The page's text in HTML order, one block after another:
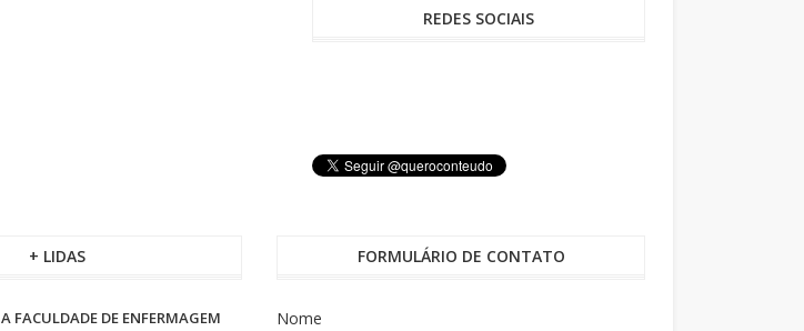
REDES SOCIAIS
+ LIDAS
A FACULDADE DE ENFERMAGEM
FORMULÁRIO DE CONTATO
Nome